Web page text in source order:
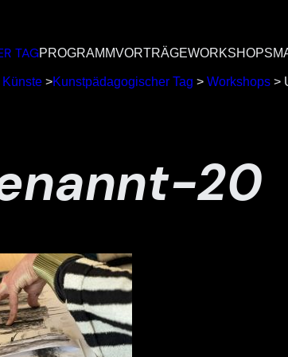
TAGPROGRAMMVORTRÄGEWORKSHOPS
>Kunstpädagogischer Tag > Workshops >
20